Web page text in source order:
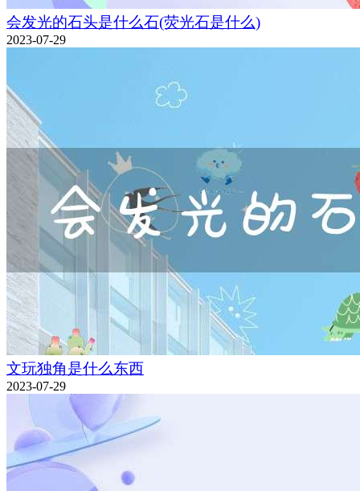
会发光的石头是什么石(荧光石是什么)
2023-07-29
文玩独角是什么东西
2023-07-29